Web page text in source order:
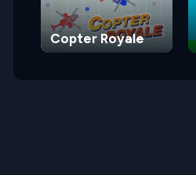
Copter Royale